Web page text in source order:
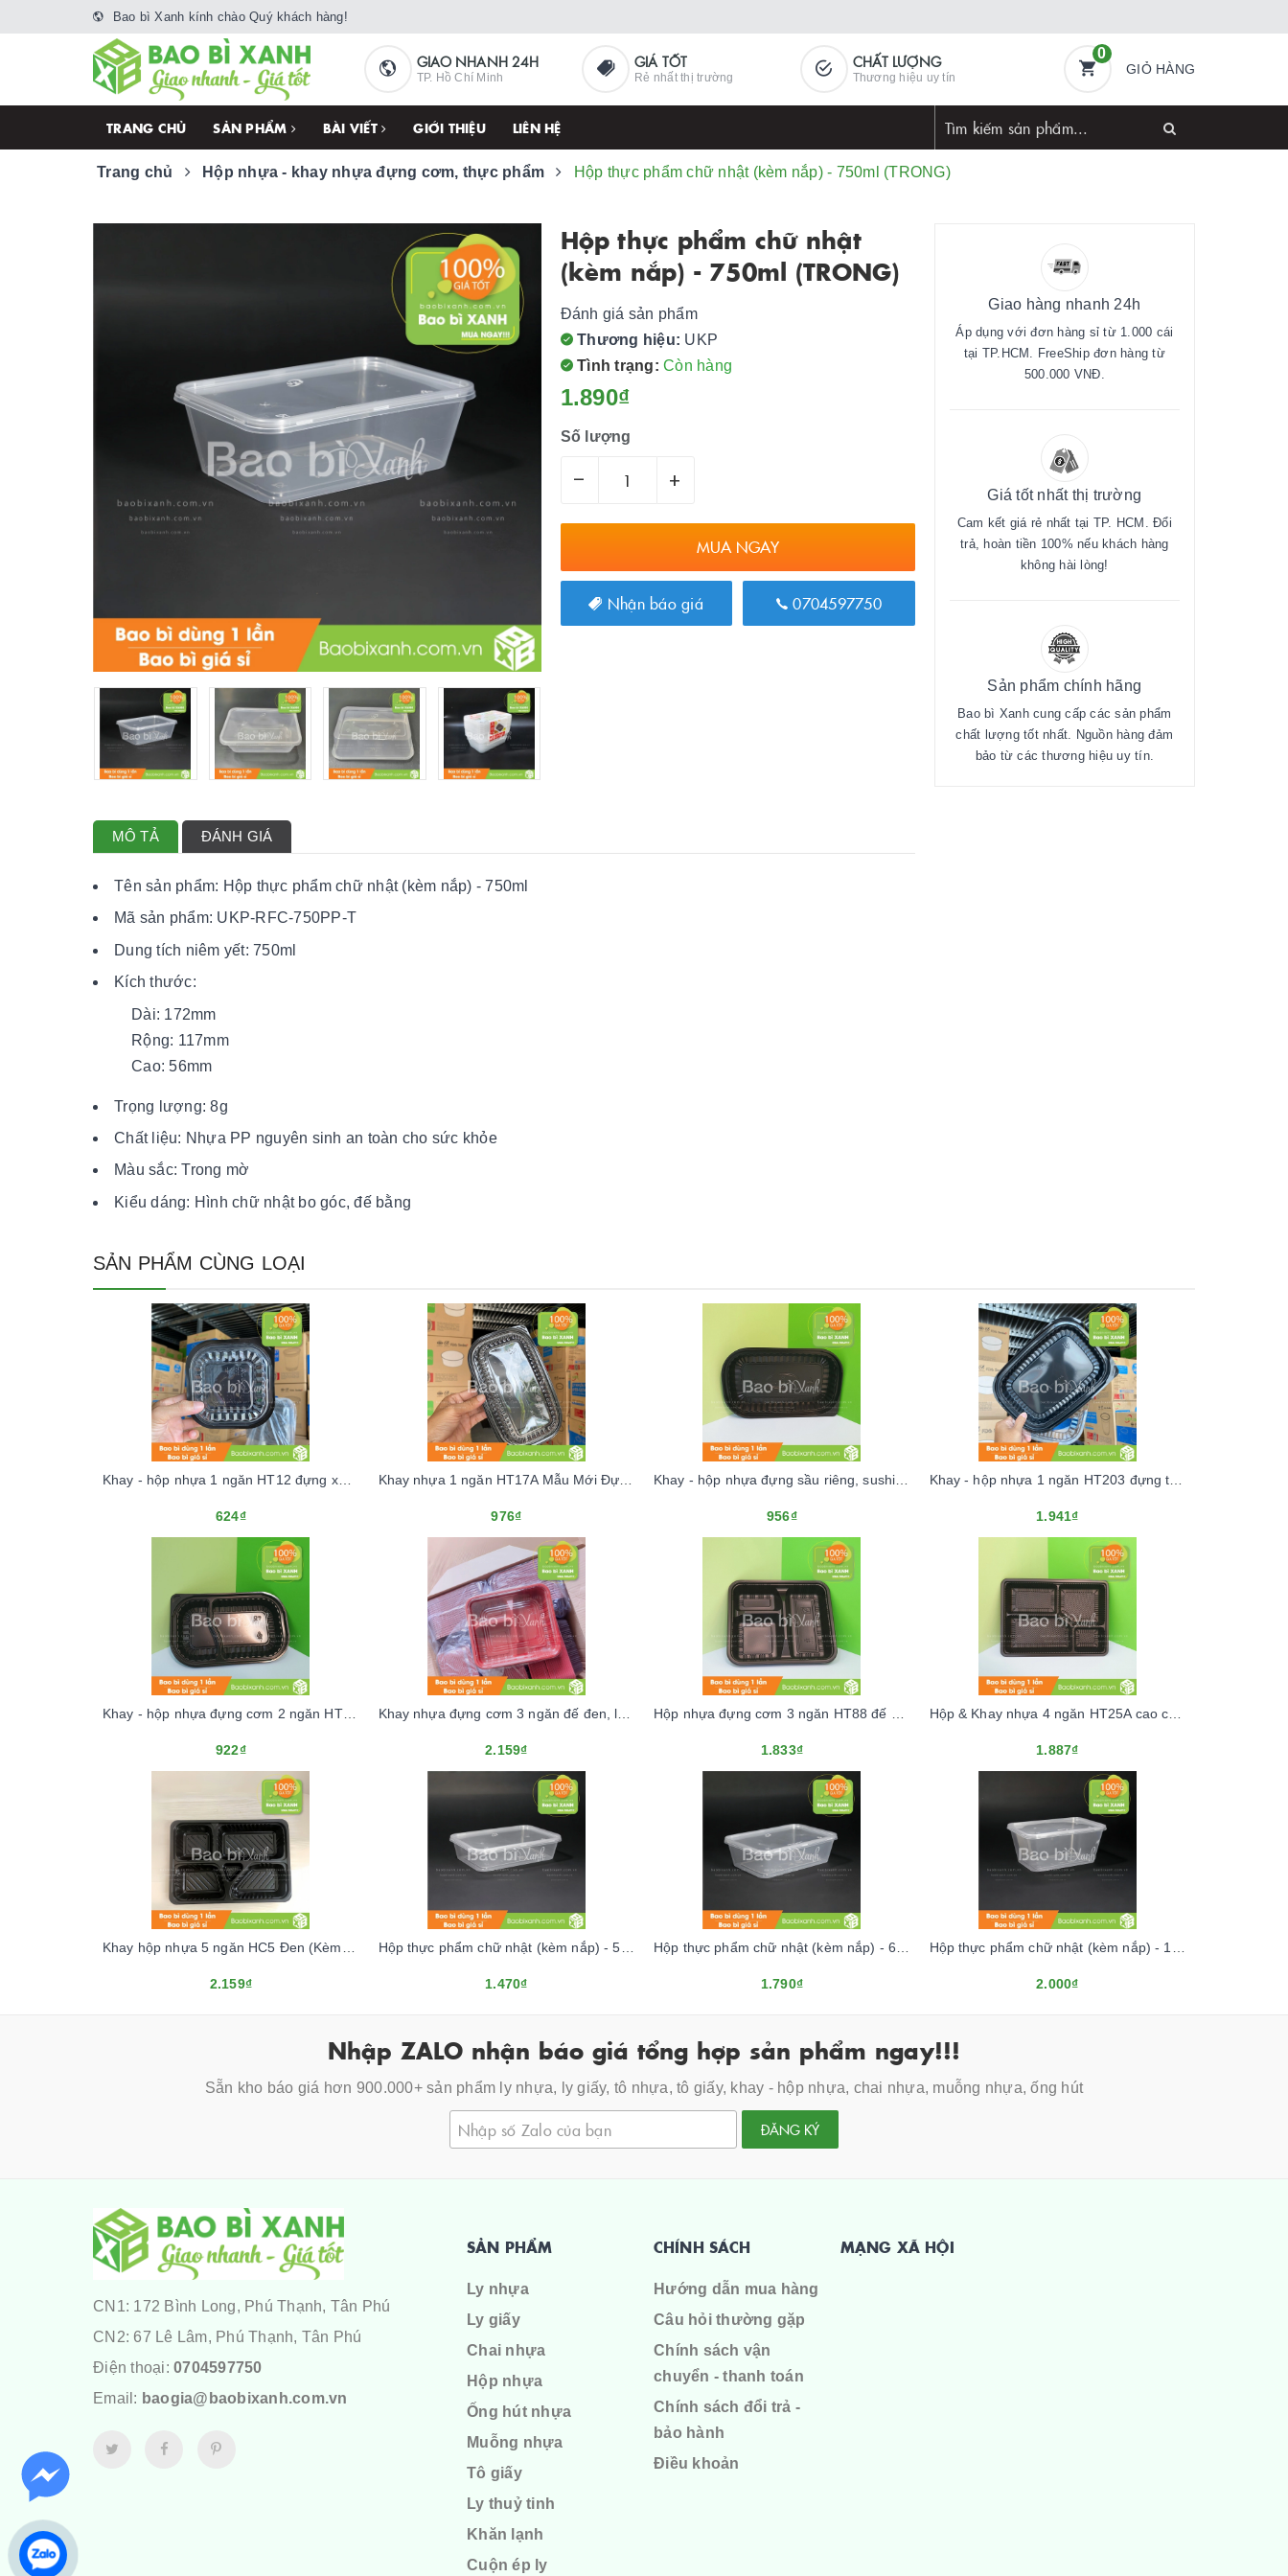
Bao bì Xanh kính chào Quý khách hàng!
GIAO NHANH 24H
TP. Hồ Chí Minh
GIÁ TỐT
Rẻ nhất thị trường
CHẤT LƯỢNG
Thương hiệu uy tín
0
GIỎ HÀNG
TRANG CHỦ SẢN PHẨM BÀI VIẾT GIỚI THIỆU LIÊN HỆ
Trang chủ Hộp nhựa - khay nhựa đựng cơm, thực phẩm Hộp thực phẩm chữ nhật (kèm nắp) - 750ml (TRONG)
Hộp thực phẩm chữ nhật
(kèm nắp) - 750ml (TRONG)
Đánh giá sản phẩm
Thương hiệu: UKP
Tình trạng: Còn hàng
1.890₫
Số lượng
– +
MUA NGAY
Nhận báo giá 0704597750
Giao hàng nhanh 24h
Áp dụng với đơn hàng sỉ từ 1.000 cái
tại TP.HCM. FreeShip đơn hàng từ
500.000 VNĐ.
Giá tốt nhất thị trường
Cam kết giá rẻ nhất tại TP. HCM. Đổi
trả, hoàn tiền 100% nếu khách hàng
không hài lòng!
Sản phẩm chính hãng
Bao bì Xanh cung cấp các sản phẩm
chất lượng tốt nhất. Nguồn hàng đảm
bảo từ các thương hiệu uy tín.
MÔ TẢ ĐÁNH GIÁ
Tên sản phẩm: Hộp thực phẩm chữ nhật (kèm nắp) - 750ml
Mã sản phẩm: UKP-RFC-750PP-T
Dung tích niêm yết: 750ml
Kích thước:
Dài: 172mm
Rộng: 117mm
Cao: 56mm
Trọng lượng: 8g
Chất liệu: Nhựa PP nguyên sinh an toàn cho sức khỏe
Màu sắc: Trong mờ
Kiểu dáng: Hình chữ nhật bo góc, đế bằng
SẢN PHẨM CÙNG LOẠI
Khay - hộp nhựa 1 ngăn HT12 đựng xôi, bánh bao
624₫ 976₫ 956₫ 1.941₫
Khay - hộp nhựa đựng cơm 2 ngăn HT17 dùng 1 lần (Kèm nắp nhựa)
922₫ 2.159₫ 1.833₫ 1.887₫
2.159₫ 1.470₫ 1.790₫ 2.000₫
Nhập ZALO nhận báo giá tổng hợp sản phẩm ngay!!!
Sẵn kho báo giá hơn 900.000+ sản phẩm ly nhựa, ly giấy, tô nhựa, tô giấy, khay - hộp nhựa, chai nhựa, muỗng nhựa, ống hút
ĐĂNG KÝ
CN1: 172 Bình Long, Phú Thạnh, Tân Phú
CN2: 67 Lê Lâm, Phú Thạnh, Tân Phú
Điện thoại: 0704597750
Email: baogia@baobixanh.com.vn
SẢN PHẨM
Ly nhựa
Ly giấy
Chai nhựa
Hộp nhựa
Ống hút nhựa
Muỗng nhựa
Tô giấy
Ly thuỷ tinh
Khăn lạnh
Cuộn ép ly
CHÍNH SÁCH
Hướng dẫn mua hàng
Câu hỏi thường gặp
Chính sách vận
chuyển - thanh toán
Chính sách đổi trả -
bảo hành
Điều khoản
MẠNG XÃ HỘI